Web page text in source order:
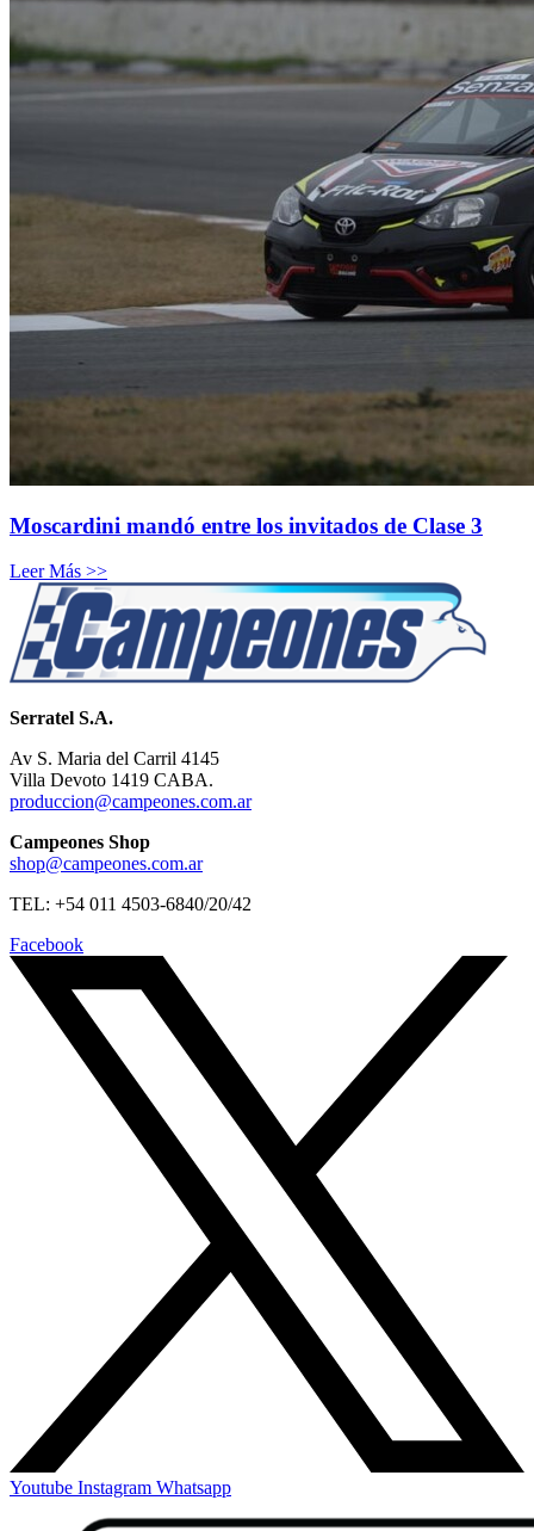
Moscardini mandó entre los invitados de Clase 3
Leer Más >>
Serratel S.A.
Av S. Maria del Carril 4145
Villa Devoto 1419 CABA.
produccion@campeones.com.ar
Campeones Shop
shop@campeones.com.ar
TEL: +54 011 4503-6840/20/42
Facebook
Youtube Instagram Whatsapp